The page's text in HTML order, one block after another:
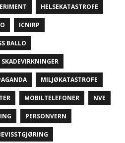
HELSEKATASTROFE
ICNIRP
BALLO
MILJØKATASTROFE
MOBILTELEFONER NVE
PERSONVERN